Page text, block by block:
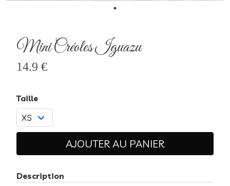
Mini Créoles Iguazu
14.9 €
Taille
AJOUTER AU PANIER
Description